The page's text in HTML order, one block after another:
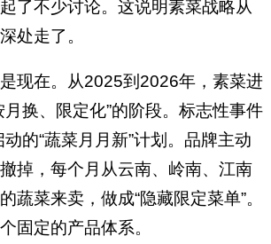
了不少讨论。这说明素菜战略从
处走了。
现在。从2025到2026年，素菜进
月换、限定化”的阶段。标志性事件
的“蔬菜月月新”计划。品牌主动
掉，每个月从云南、岭南、江南
蔬菜来卖，做成“隐藏限定菜单”。
固定的产品体系。